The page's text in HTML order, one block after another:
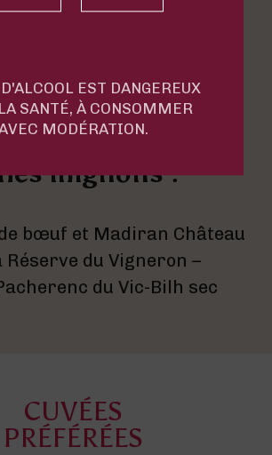
de fabrique :
perfectionniste,
et battant,
mignons :
bœuf et Madiran Château
Réserve du Vigneron –
du Vic-Bilh sec
CUVÉES
PRÉFÉRÉES
EST DANGEREUX
SANTÉ, À CONSOMMER
MODÉRATION.